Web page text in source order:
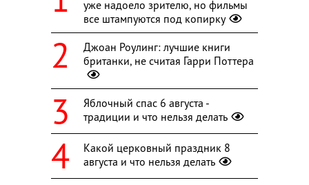
уже надоело зрителю, но фильмы
все штампуются под копирку
Джоан Роулинг: лучшие книги
британки, не считая Гарри Поттера
Яблочный спас 6 августа -
традиции и что нельзя делать
Какой церковный праздник 8
августа и что нельзя делать